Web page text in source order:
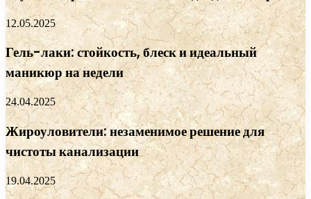
12.05.2025
Гель-лаки: стойкость, блеск и идеальный
маникюр на недели
24.04.2025
Жироуловители: незаменимое решение для
чистоты канализации
19.04.2025